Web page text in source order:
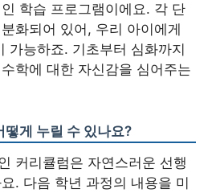
학습 프로그램이에요. 각 단
화되어 있어, 우리 아이에게
가능하죠. 기초부터 심화까지
학에 대한 자신감을 심어주는
떻게 누릴 수 있나요?
커리큘럼은 자연스러운 선행
. 다음 학년 과정의 내용을 미